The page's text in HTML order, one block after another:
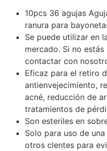
10pcs 36 agujas
ranura para
Se puede utilizar en
mercado. Si no
contactar con
Eficaz para el retiro
antienvejecimiento,
acné, reducción de
tratamientos de
Son esteriles en
Solo para uso de
otros clentes para